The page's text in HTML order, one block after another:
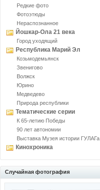
Редкие фото
Фотоэтюды
Нераспознанное
Йошкар-Ола 21 века
Город уходящий
Республика Марий Эл
Козьмодемьянск
Звенигово
Волжск
Юрино
Медведево
Природа республики
Тематические серии
К 65-летию Победы
90 лет автономии
Выставка Музея истории ГУЛАГа
Кинохроника
Случайная фотография